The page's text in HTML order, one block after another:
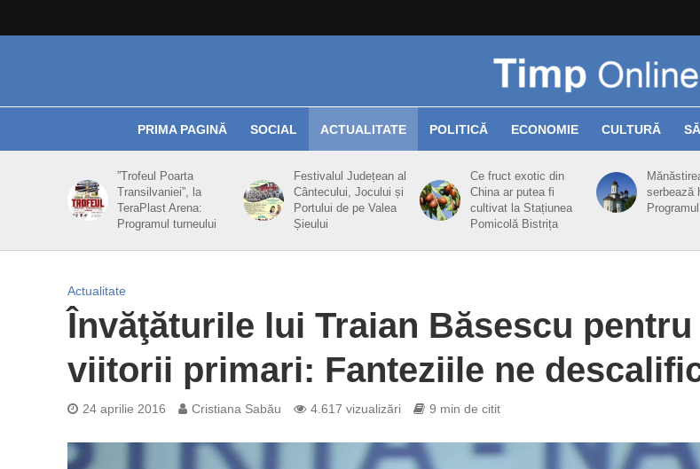
PRIMA PAGINĂ SOCIAL ACTUALITATE POLITICĂ ECONOMIE CULTURĂ
”Trofeul Poarta
Transilvaniei”, la
TeraPlast Arena:
Programul turneului
Festivalul Județean al
Cântecului, Jocului și
Portului de pe Valea
Șieului
Ce fruct exotic din
China ar putea fi
cultivat la Stațiunea
Pomicolă Bistrița
serbează
Actualitate
Învăţăturile lui Traian Băsescu pentru
viitorii primari: Fanteziile ne
24 aprilie 2016 Cristiana Sabău 4.617 vizualizări 9 min de citit